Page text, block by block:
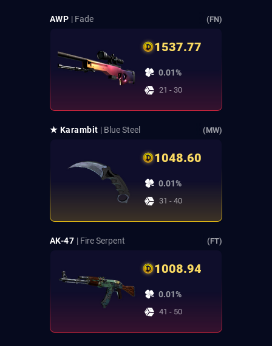
AWP | Fade (FN)
1537.77
0.01%
21 - 30
★ Karambit | Blue Steel (MW)
1048.60
0.01%
31 - 40
AK-47 | Fire Serpent (FT)
1008.94
0.01%
41 - 50